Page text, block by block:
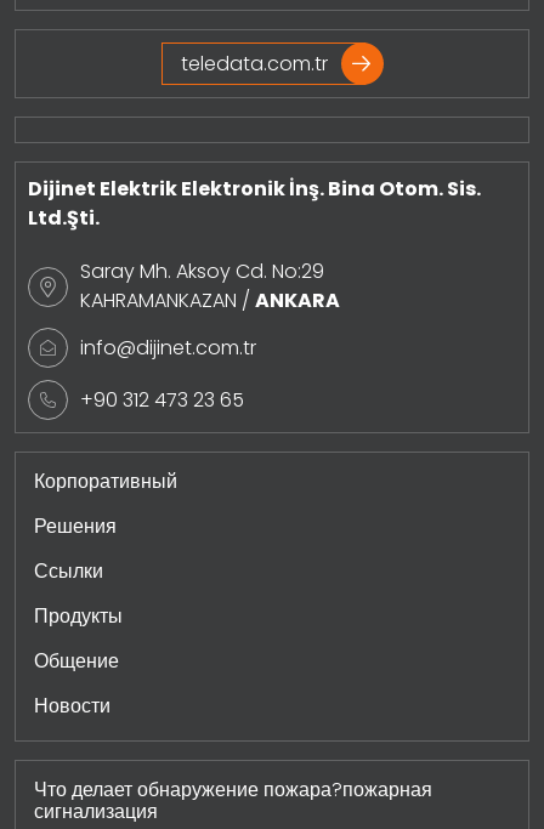
teledata.com.tr
Dijinet Elektrik Elektronik İnş. Bina Otom. Sis.
Ltd.Şti.
Saray Mh. Aksoy Cd. No:29
KAHRAMANKAZAN / ANKARA
info@dijinet.com.tr
+90 312 473 23 65
Корпоративный
Решения
Ссылки
Продукты
Общение
Новости
Что делает обнаружение пожара?пожарная
сигнализация